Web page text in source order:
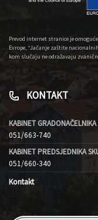
Prevod internet stranice je
Evrope, “Jačanje zaštite
kom slučaju ne odražavaju
KONTAKT
KABINET GRADONAČELNIKA
051/663-740
KABINET PREDSJEDNIKA
051/660-340
Kontakt